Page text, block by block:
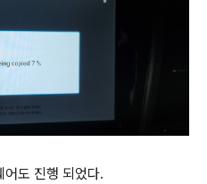
어도 진행 되었다.